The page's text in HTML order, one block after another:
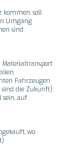
kommen, soll
Umgang
sind
Materialtransport
Fahrzeugen
sind die Zukunft)
sein, auf
wo